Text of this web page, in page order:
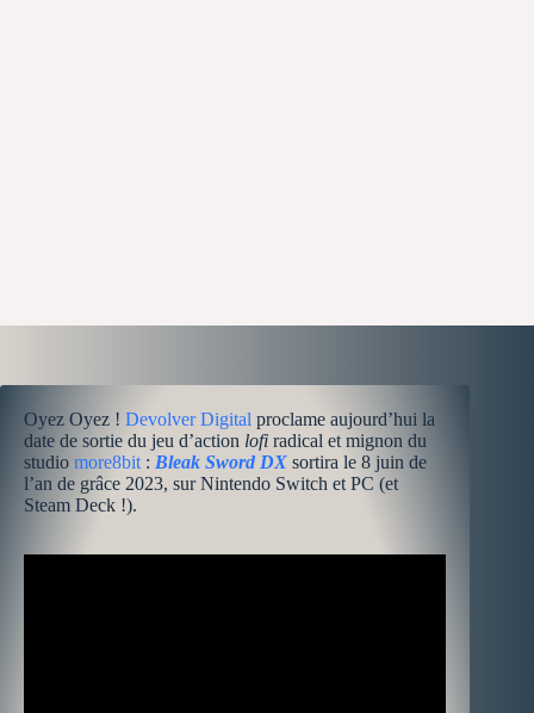
Oyez Oyez ! Devolver Digital proclame aujourd’hui la
date de sortie du jeu d’action lofi radical et mignon du
studio more8bit : Bleak Sword DX sortira le 8 juin de
l’an de grâce 2023, sur Nintendo Switch et PC (et
Steam Deck !).